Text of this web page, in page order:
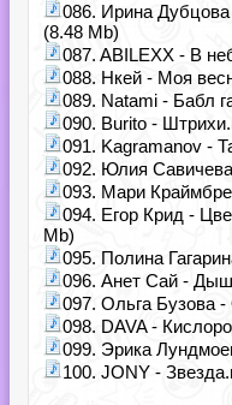
086. Ирина
(8.48 Mb)
087. ABILEXX - В
088. Нкей - Моя
089. Natami - Бабл
090. Burito -
091. Kagramanov -
092. Юлия
093. Мари
094. Егор Крид -
Mb)
095. Полина
096. Анет Сай -
097. Ольга Бузова
098. DAVA -
099. Эрика
100. JONY -